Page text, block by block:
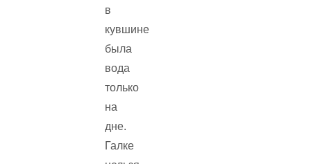
в
кувшине
была
вода
только
на
дне.
Галке